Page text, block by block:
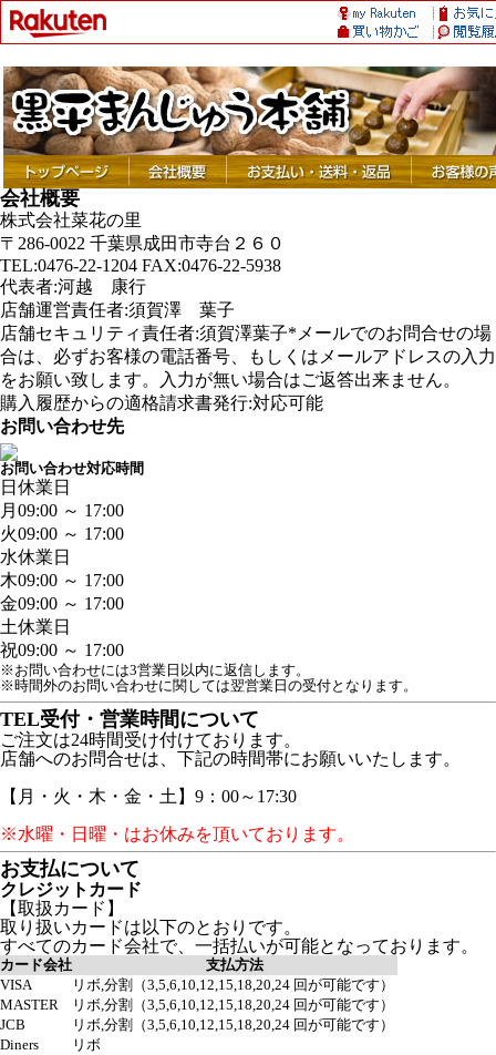
会社概要
株式会社菜花の里
〒286-0022 千葉県成田市寺台２６０
TEL:0476-22-1204 FAX:0476-22-5938
代表者:河越 康行
店舗運営責任者:須賀澤 葉子
店舗セキュリティ責任者:須賀澤葉子*メールでのお問合せの場
合は、必ずお客様の電話番号、もしくはメールアドレスの入力
をお願い致します。入力が無い場合はご返答出来ません。
購入履歴からの適格請求書発行:対応可能
お問い合わせ先
お問い合わせ対応時間
日 休業日
月 09:00 ～ 17:00
火09:00 ～ 17:00
水休業日
木09:00 ～ 17:00
金09:00 ～ 17:00
土休業日
祝09:00 ～ 17:00
※お問い合わせには3営業日以内に返信します。
※時間外のお問い合わせに関しては翌営業日の受付となります。
TEL受付・営業時間について
ご注文は24時間受け付けております。
店舗へのお問合せは、下記の時間帯にお願いいたします。
【月・火・木・金・土】9：00～17:30
※水曜・日曜・はお休みを頂いております。
お支払について
クレジットカード
【取扱カード】
取り扱いカードは以下のとおりです。
すべてのカード会社で、一括払いが可能となっております。
カード会社
支払方法
VISA
リボ,分割（3,5,6,10,12,15,18,20,24 回が可能です）
MASTER
リボ,分割（3,5,6,10,12,15,18,20,24 回が可能です）
JCB
リボ,分割（3,5,6,10,12,15,18,20,24 回が可能です）
Diners
リボ